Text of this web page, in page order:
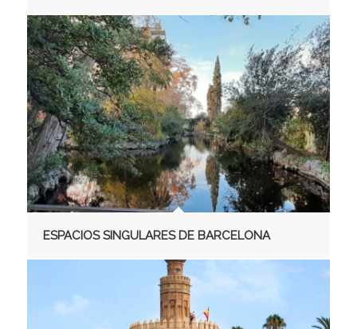
ESPACIOS SINGULARES DE BARCELONA